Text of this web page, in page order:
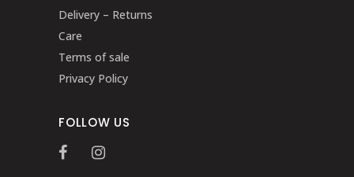
Delivery – Returns
Care
Terms of sale
Privacy Policy
FOLLOW US